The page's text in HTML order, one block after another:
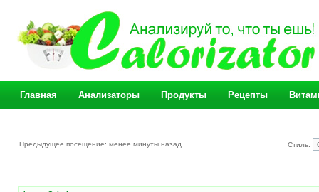
Главная Анализаторы Продукты Рецепты
Предыдущее посещение: менее минуты назад Стиль: